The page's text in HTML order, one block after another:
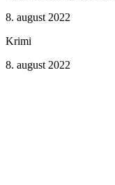
8. august 2022
Krimi
8. august 2022